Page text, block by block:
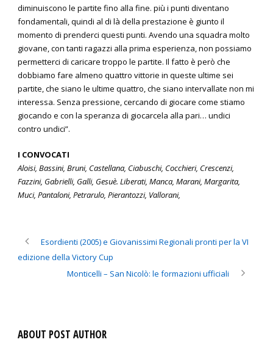
diminuiscono le partite fino alla fine. più i punti diventano
fondamentali, quindi al di là della prestazione è giunto il
momento di prenderci questi punti. Avendo una squadra molto
giovane, con tanti ragazzi alla prima esperienza, non possiamo
permetterci di caricare troppo le partite. Il fatto è però che
dobbiamo fare almeno quattro vittorie in queste ultime sei
partite, che siano le ultime quattro, che siano intervallate non mi
interessa. Senza pressione, cercando di giocare come stiamo
giocando e con la speranza di giocarcela alla pari… undici
contro undici”.
I CONVOCATI
Aloisi, Bassini, Bruni, Castellana, Ciabuschi, Cocchieri, Crescenzi,
Fazzini, Gabrielli, Galli, Gesuè. Liberati, Manca, Marani, Margarita,
Muci, Pantaloni, Petrarulo, Pierantozzi, Vallorani,
Esordienti (2005) e Giovanissimi Regionali pronti per la VI
edizione della Victory Cup
Monticelli – San Nicolò: le formazioni ufficiali
ABOUT POST AUTHOR